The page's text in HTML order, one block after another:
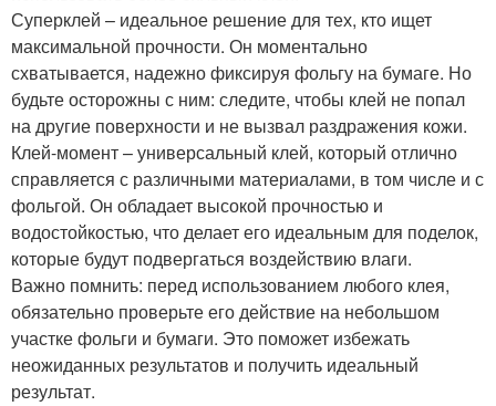
Суперклей – идеальное решение для тех, кто ищет
максимальной прочности. Он моментально
схватывается, надежно фиксируя фольгу на бумаге. Но
будьте осторожны с ним: следите, чтобы клей не попал
на другие поверхности и не вызвал раздражения кожи.
Клей-момент – универсальный клей, который отлично
справляется с различными материалами, в том числе и с
фольгой. Он обладает высокой прочностью и
водостойкостью, что делает его идеальным для поделок,
которые будут подвергаться воздействию влаги.
Важно помнить: перед использованием любого клея,
обязательно проверьте его действие на небольшом
участке фольги и бумаги. Это поможет избежать
неожиданных результатов и получить идеальный
результат.